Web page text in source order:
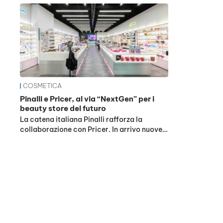
COSMETICA
Pinalli e Pricer, al via “NextGen” per i
beauty store del futuro
La catena italiana Pinalli rafforza la
collaborazione con Pricer. In arrivo nuove…